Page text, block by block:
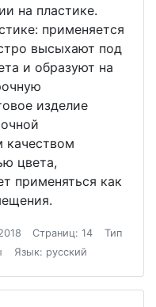
на пластике.
применяется
высыхают под
и образуют на
изделие
качеством
цвета,
применяться как
Страниц: 14
Тип
Язык: русский